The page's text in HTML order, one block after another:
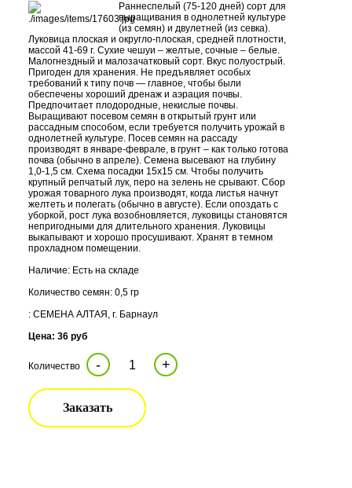
Раннеспелый (75-120 дней) сорт для
выращивания в однолетней культуре
(из семян) и двулетней (из севка).
Луковица плоская и округло-плоская, средней плотности,
массой 41-69 г. Сухие чешуи – желтые, сочные – белые.
Малогнездный и малозачатковый сорт. Вкус полуострый.
Пригоден для хранения. Не предъявляет особых
требований к типу почв — главное, чтобы были
обеспечены хороший дренаж и аэрация почвы.
Предпочитает плодородные, некислые почвы.
Выращивают посевом семян в открытый грунт или
рассадным способом, если требуется получить урожай в
однолетней культуре. Посев семян на рассаду
производят в январе-феврале, в грунт – как только готова
почва (обычно в апреле). Семена высевают на глубину
1,0-1,5 см. Схема посадки 15х15 см. Чтобы получить
крупный репчатый лук, перо на зелень не срывают. Сбор
урожая товарного лука производят, когда листья начнут
желтеть и полегать (обычно в августе). Если опоздать с
уборкой, рост лука возобновляется, луковицы становятся
непригодными для длительного хранения. Луковицы
выкапывают и хорошо просушивают. Хранят в темном
прохладном помещении.
Наличие: Есть на складе
Количество семян: 0,5 гр
: СЕМЕНА АЛТАЯ, г. Барнаул
Цена: 36 руб
Количество - +
Заказать